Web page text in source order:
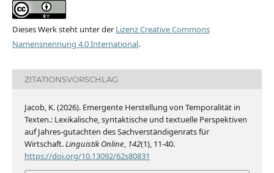
Dieses Werk steht unter derLizenz Creative Commons
Namensnennung 4.0 International.
ZITATIONSVORSCHLAG
Jacob, K. (2026). Emergente Herstellung von Temporalität in
Texten.: Lexikalische, syntaktische und textuelle Perspektiven
auf Jahres-gutachten des Sachverständigenrats für
Wirtschaft.Linguistik Online, 142(1), 11-40.
https://doi.org/10.13092/62s80831